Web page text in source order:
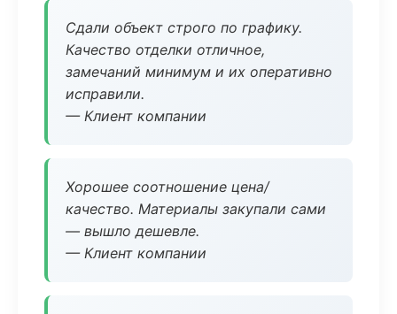
Сдали объект строго по графику.
Качество отделки отличное,
замечаний минимум и их оперативно
исправили.
— Клиент компании
Хорошее соотношение цена/
качество. Материалы закупали сами
— вышло дешевле.
— Клиент компании